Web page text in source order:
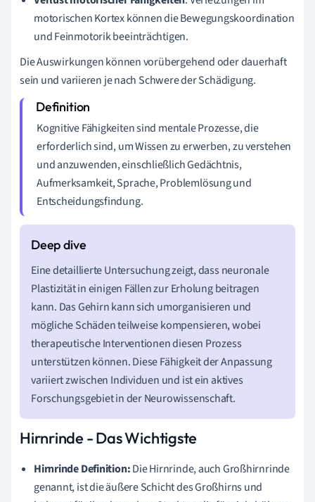
motorischen Kortex können die Bewegungskoordination
und Feinmotorik beeinträchtigen.
Die Auswirkungen können vorübergehend oder dauerhaft
sein und variieren je nach Schwere der Schädigung.
Kognitive Fähigkeiten sind mentale Prozesse, die
erforderlich sind, um Wissen zu erwerben, zu verstehen
und anzuwenden, einschließlich Gedächtnis,
Aufmerksamkeit, Sprache, Problemlösung und
Entscheidungsfindung.
Eine detaillierte Untersuchung zeigt, dass neuronale
Plastizität in einigen Fällen zur Erholung beitragen
kann. Das Gehirn kann sich umorganisieren und
mögliche Schäden teilweise kompensieren, wobei
therapeutische Interventionen diesen Prozess
unterstützen können. Diese Fähigkeit der Anpassung
variiert zwischen Individuen und ist ein aktives
Forschungsgebiet in der Neurowissenschaft.
Hirnrinde - Das Wichtigste
Hirnrinde Definition:Die Hirnrinde, auch Großhirnrinde
genannt, ist die äußere Schicht des Großhirns und